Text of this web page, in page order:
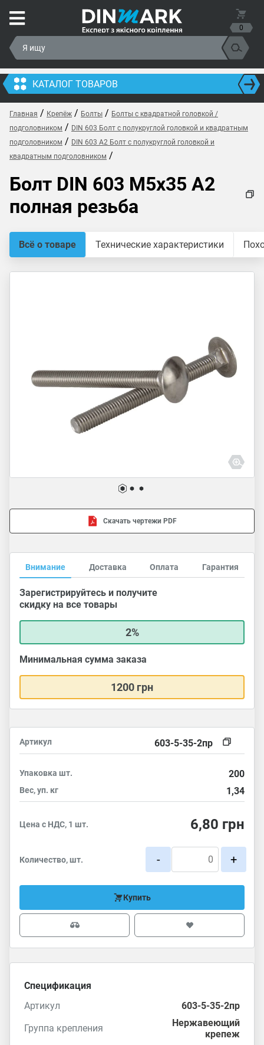
0
КАТАЛОГ ТОВАРОВ
Главная / Крепёж / Болты / Болты с квадратной головкой /
подголовником / DIN 603 Болт с полукруглой головкой и квадратным
подголовником / DIN 603 A2 Болт с полукруглой головкой и
квадратным подголовником /
Болт DIN 603 M5x35 A2
полная резьба
Всё о товаре Технические характеристики
Скачать чертежи PDF
Внимание Доставка Оплата Гарантия
Зарегистрируйтесь и получите
скидку на все товары
2%
Минимальная сумма заказа
1200 грн
Артикул 603-5-35-2пр
Упаковка шт. 200
Вес, уп. кг 1,34
Цена с НДС, 1 шт. 6,80 грн
Количество, шт. - +
Купить
Спецификация
Артикул
603-5-35-2пр
Группа крепления
Нержавеющий
крепеж